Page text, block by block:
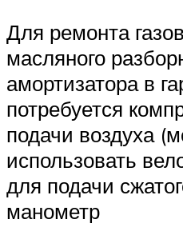
Для ремонта
масляного
амортизатора в
потребуется
подачи воздуха
использовать
для подачи
манометр